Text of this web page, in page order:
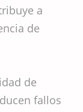
a
de
de
fallos